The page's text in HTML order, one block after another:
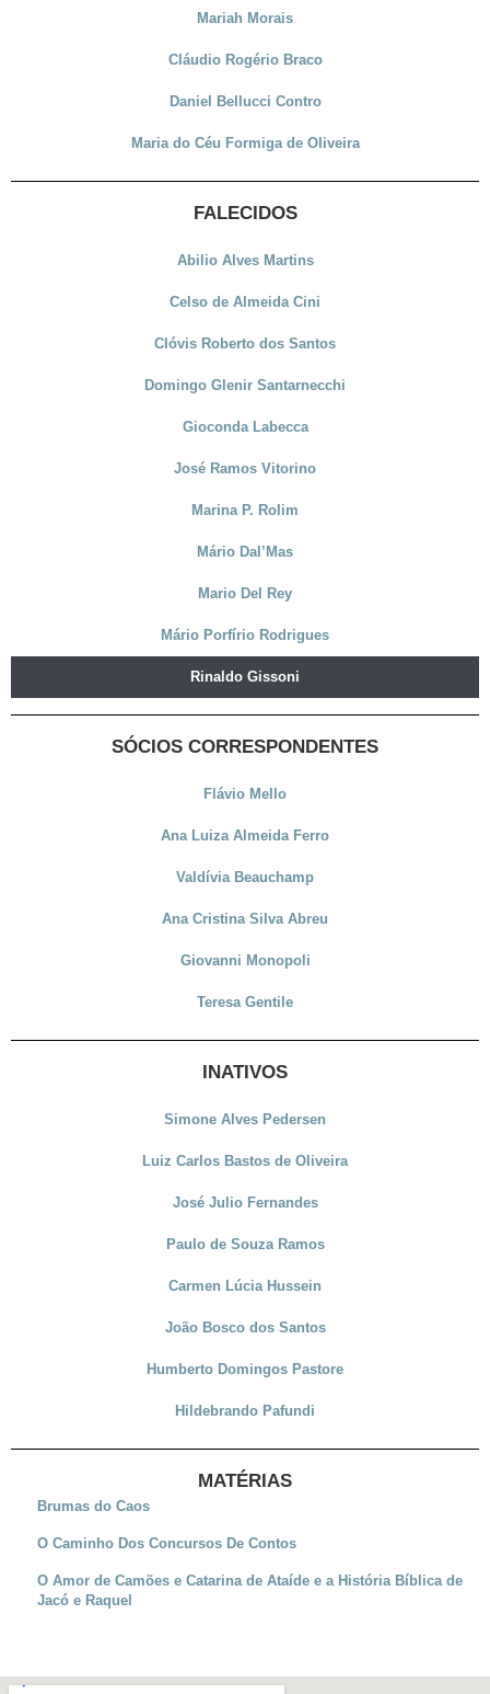
Mariah Morais
Cláudio Rogério Braco
Daniel Bellucci Contro
Maria do Céu Formiga de Oliveira
FALECIDOS
Abilio Alves Martins
Celso de Almeida Cini
Clóvis Roberto dos Santos
Domingo Glenir Santarnecchi
Gioconda Labecca
José Ramos Vitorino
Marina P. Rolim
Mário Dal’Mas
Mario Del Rey
Mário Porfírio Rodrigues
Rinaldo Gissoni
SÓCIOS CORRESPONDENTES
Flávio Mello
Ana Luiza Almeida Ferro
Valdívia Beauchamp
Ana Cristina Silva Abreu
Giovanni Monopoli
Teresa Gentile
INATIVOS
Simone Alves Pedersen
Luiz Carlos Bastos de Oliveira
José Julio Fernandes
Paulo de Souza Ramos
Carmen Lúcia Hussein
João Bosco dos Santos
Humberto Domingos Pastore
Hildebrando Pafundi
MATÉRIAS
Brumas do Caos
O Caminho Dos Concursos De Contos
O Amor de Camões e Catarina de Ataíde e a História Bíblica de
Jacó e Raquel